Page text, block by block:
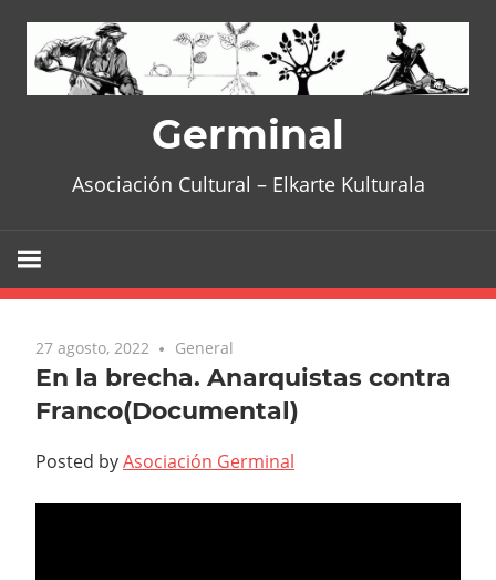
content
Germinal
Asociación Cultural – Elkarte Kulturala
27 agosto, 2022 General
En la brecha. Anarquistas contra
Franco(Documental)
Posted byAsociación Germinal